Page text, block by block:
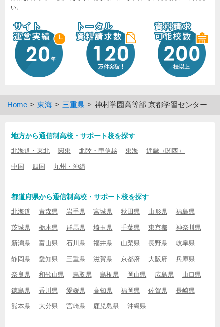
い。
Home 東海 三重県 神村学園高等部 京都学習センター
地方から通信制高校・サポート校を探す
北海道・東北 関東 北陸・甲信越 東海 近畿（関西）
中国 四国 九州・沖縄
都道府県から通信制高校・サポート校を探す
北海道 青森県 岩手県 宮城県 秋田県 山形県 福島県
茨城県 栃木県 群馬県 埼玉県 千葉県 東京都 神奈川県
新潟県 富山県 石川県 福井県 山梨県 長野県 岐阜県
静岡県 愛知県 三重県 滋賀県 京都府 大阪府 兵庫県
奈良県 和歌山県 鳥取県 島根県 岡山県 広島県 山口県
徳島県 香川県 愛媛県 高知県 福岡県 佐賀県 長崎県
熊本県 大分県 宮崎県 鹿児島県 沖縄県